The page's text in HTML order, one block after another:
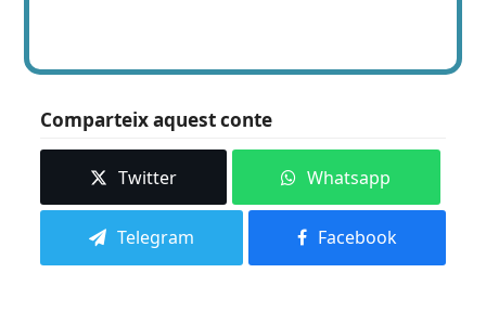
Comparteix aquest conte
Twitter Whatsapp
Telegram Facebook